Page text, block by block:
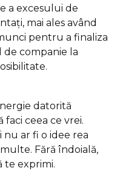
a excesului de
mai ales având
pentru a finaliza
de companie la
datorită
faci ceea ce vrei.
ar fi o idee rea
Fără îndoială,
te exprimi.